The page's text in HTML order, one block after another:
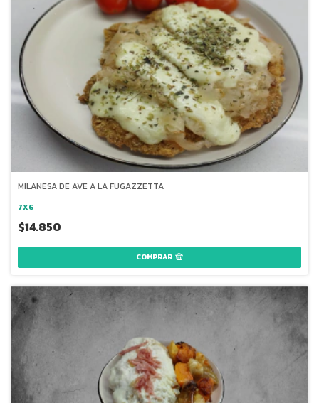
MILANESA DE AVE A LA FUGAZZETTA
7X6
$14.850
COMPRAR